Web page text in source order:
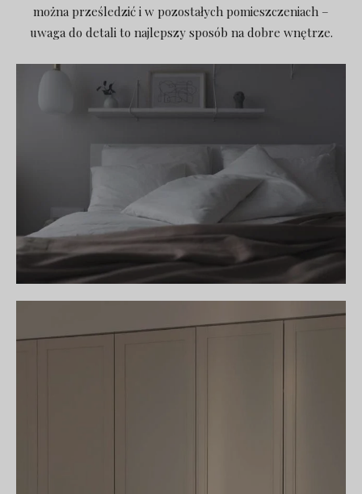
można prześledzić i w pozostałych pomieszczeniach –
uwaga do detali to najlepszy sposób na dobre wnętrze.